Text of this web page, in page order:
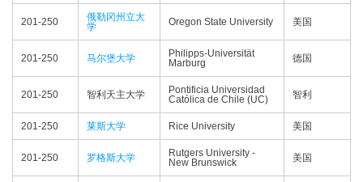
201-250
俄勒冈州立大
学
Oregon State University 美国
201-250 马尔堡大学
Philipps-Universität
Marburg
德国
201-250 智利天主大学
Pontificia Universidad
Católica de Chile (UC)
智利
201-250 莱斯大学 Rice University 美国
201-250 罗格斯大学
Rutgers University -
New Brunswick
美国